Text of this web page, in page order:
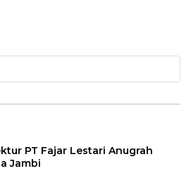
PT Fajar Lestari Anugrah
Jambi